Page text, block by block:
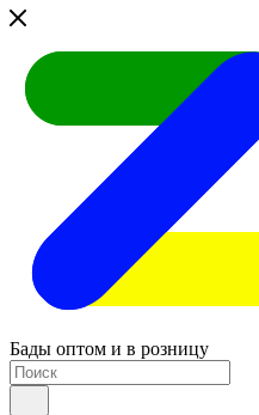
Бады оптом и в розницу